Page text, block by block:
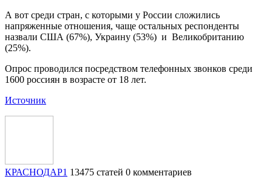
А вот среди стран, с которыми у России сложились
напряженные отношения, чаще остальных респонденты
назвали США (67%), Украину (53%) и Великобританию
(25%).
Опрос проводился посредством телефонных звонков среди
1600 россиян в возрасте от 18 лет.
Источник
КРАСНОДАР1 13475 статей 0 комментариев